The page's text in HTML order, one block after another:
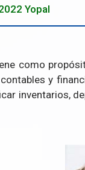
Yopal
como
y
inventarios,